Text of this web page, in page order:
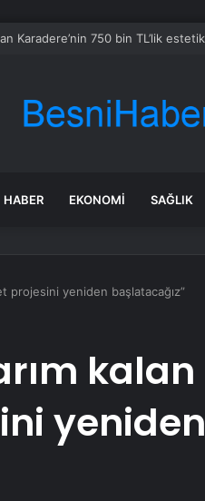
İcra
HABER EKONOMI SAĞLIK
projesini yeniden başlatacağız”
kalan
yeniden